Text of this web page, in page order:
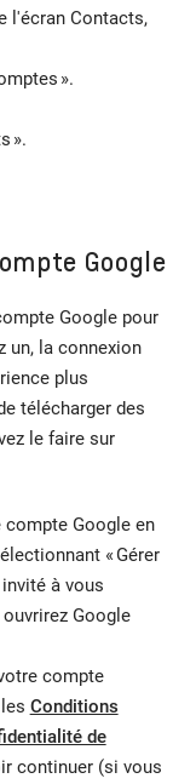
l'écran Contacts,
».
».
Google
Google pour
un, la connexion
plus
télécharger des
le faire sur
Google en
« Gérer
à vous
Google
compte
Conditions
de
continuer (si vous